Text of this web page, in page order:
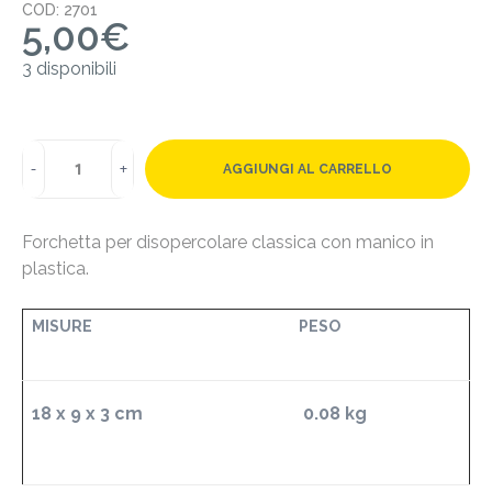
COD: 2701
5,00€
3 disponibili
AGGIUNGI AL CARRELLO
Forchetta per disopercolare classica con manico in
plastica.
MISURE PESO
18 x 9 x 3 cm 0.08 kg